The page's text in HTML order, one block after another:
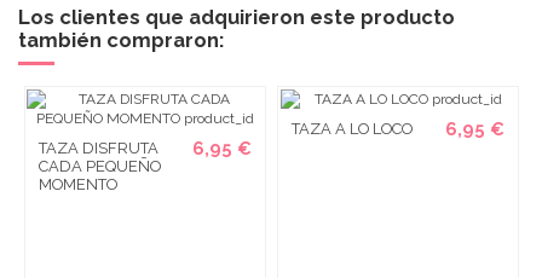
Los clientes que adquirieron este producto
también compraron:
TAZA DISFRUTA
CADA PEQUEÑO
MOMENTO
6,95 €
TAZA A LO LOCO 6,95 €